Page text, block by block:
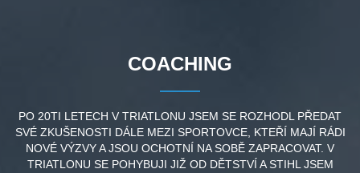
COACHING
PO 20TI LETECH V TRIATLONU JSEM SE ROZHODL PŘEDAT
SVÉ ZKUŠENOSTI DÁLE MEZI SPORTOVCE, KTEŘÍ MAJÍ RÁDI
NOVÉ VÝZVY A JSOU OCHOTNÍ NA SOBĚ ZAPRACOVAT. V
TRIATLONU SE POHYBUJI JIŽ OD DĚTSTVÍ A STIHL JSEM